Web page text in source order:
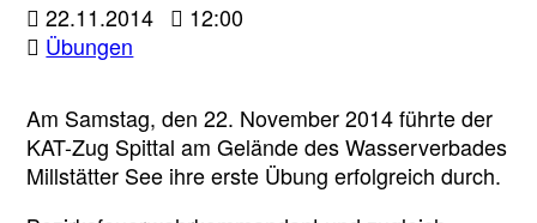
22.11.2014
12:00
Übungen
Am Samstag, den 22. November 2014 führte der
KAT-Zug Spittal am Gelände des Wasserverbades
Millstätter See ihre erste Übung erfolgreich durch.